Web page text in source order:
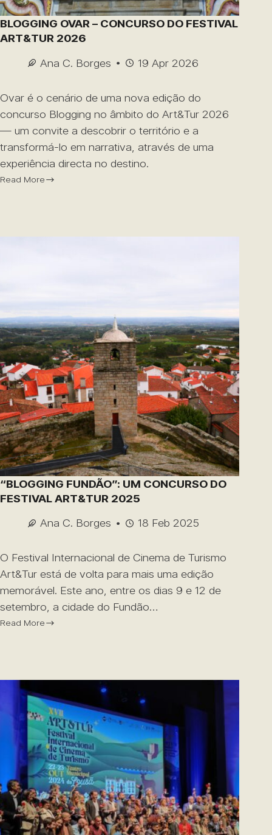
BLOGGING OVAR – CONCURSO DO FESTIVAL
ART&TUR 2026
Ana C. Borges
19 Apr 2026
Ovar é o cenário de uma nova edição do
concurso Blogging no âmbito do Art&Tur 2026
— um convite a descobrir o território e a
transformá-lo em narrativa, através de uma
experiência directa no destino.
Read More
“BLOGGING FUNDÃO”: UM CONCURSO DO
FESTIVAL ART&TUR 2025
Ana C. Borges
18 Feb 2025
O Festival Internacional de Cinema de Turismo
Art&Tur está de volta para mais uma edição
memorável. Este ano, entre os dias 9 e 12 de
setembro, a cidade do Fundão…
Read More